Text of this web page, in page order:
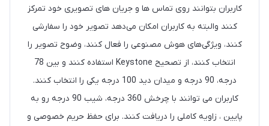
کاربران بتوانند روی تماس ها و جریان های تصویری خود تمرکز
کنند والبته به کاربران امکان می‌دهد تصویر خود را سفارشی
کنند، ویژگی‌های هوش مصنوعی را فعال کنند، وضوح تصویر را
انتخاب کنند، از تصحیح Keystone استفاده کنند و بین 78
درجه، 90 درجه و میدان دید 100 درجه یکی را انتخاب کنند.
کاربران می توانند با چرخش 360 درجه، شیب 90 درجه رو به
پایین ، زاویه کاملی را دریافت کنند. برای حفظ حریم خصوصی و